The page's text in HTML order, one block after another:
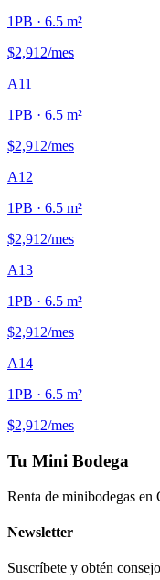
1PB · 6.5 m²
$2,912/mes
A11
1PB · 6.5 m²
$2,912/mes
A12
1PB · 6.5 m²
$2,912/mes
A13
1PB · 6.5 m²
$2,912/mes
A14
1PB · 6.5 m²
$2,912/mes
Tu Mini Bodega
Renta de minibodegas
Newsletter
Suscríbete y obtén